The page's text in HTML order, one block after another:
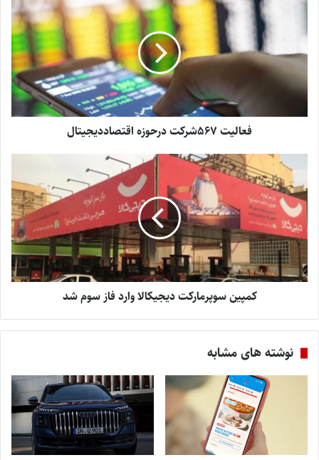
فعالیت 567شرکت درحوزه اقتصاددیجیتال
کمپین سوپرمارکت دیجیکالا وارد فاز سوم شد
نوشته های مشابه